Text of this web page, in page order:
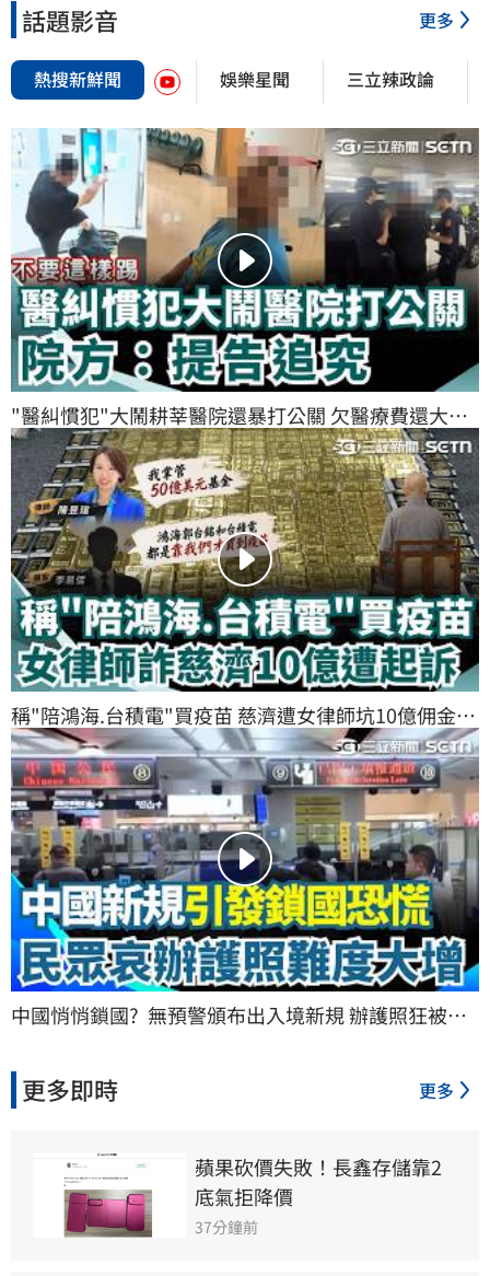
話題影音 更多
熱搜新鮮聞 娛樂星聞 三立辣政論
"醫糾慣犯"大鬧耕莘醫院還暴打公關 欠醫療費還大聲!
院方：提告追究｜三立新聞網 SETN.com
稱"陪鴻海.台積電"買疫苗 慈濟遭女律師坑10億佣金
見證嚴下跪頂禮博信任 女律師詐慈濟逾10億遭起訴｜
三立新聞網 SETN.com
中國悄悄鎖國?  無預警頒布出入境新規 辦護照狂被拒
三立新聞網 SETN.com
更多即時 更多
蘋果砍價失敗！長鑫存儲靠2
底氣拒降價
37分鐘前